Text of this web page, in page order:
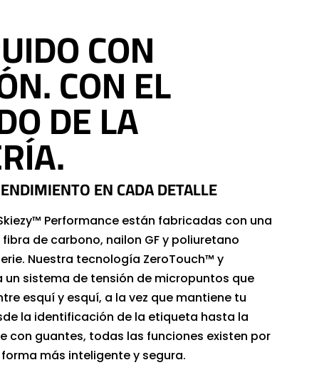
CON
CON EL
DE LA
EN CADA DETALLE
Performance están fabricadas con una
de carbono, nailon GF y poliuretano
Nuestra tecnología ZeroTouch™ y
un sistema de tensión de micropuntos que
esquí y esquí, a la vez que mantiene tu
la identificación de la etiqueta hasta la
con guantes, todas las funciones existen por
más inteligente y segura.